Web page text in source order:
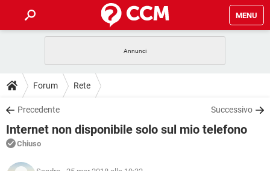
MENU
INTRATTENIMENTO
iOS
INSTAGRAM WHATSAPP
TIKTOK
GUIDE
COVID-19
iOS
INSTAGRAM
DOWNLOAD
COVID-19 GAMING
INTRATTENIMENTO
FORUM
COVID-19
Forum Rete
Precedente Successivo
Internet non disponibile solo sul mio telefono
Chiuso